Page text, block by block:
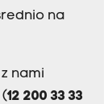
na
nami
12 200 33 33